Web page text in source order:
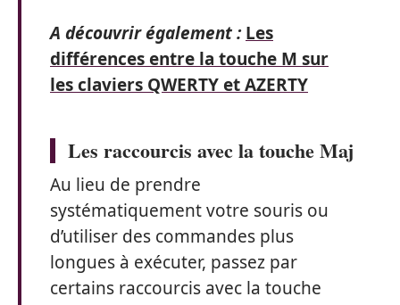
A découvrir également : Les
différences entre la touche M sur
les claviers QWERTY et AZERTY
Les raccourcis avec la touche Maj
Au lieu de prendre
systématiquement votre souris ou
d’utiliser des commandes plus
longues à exécuter, passez par
certains raccourcis avec la touche